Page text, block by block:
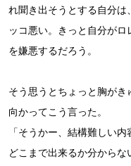
れ聞き出そうとする自分は
ッコ悪い。きっと自分がロ
を嫌悪するだろう。
そう思うとちょっと胸がき
向かってこう言った。
「そうかー、結構難しい
どこまで出来るか分から